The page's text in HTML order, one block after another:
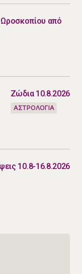
Ωροσκοπίου από
Ζώδια 10.8.2026
ΑΣΤΡΟΛΟΓΙΑ
10.8-16.8.2026